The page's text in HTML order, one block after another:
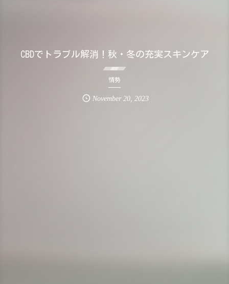
CBDでトラブル解消！秋・冬の充実スキンケア
情勢
November 20, 2023